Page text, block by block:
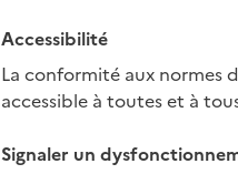
Accessibilité
La conformité aux normes
accessible à toutes et à
Signaler un